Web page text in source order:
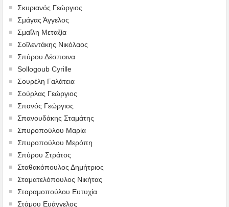
Σκυριανός Γεώργιος
Σμάγας Άγγελος
Σμαΐλη Μεταξία
Σοϊλεντάκης Νικόλαος
Σπύρου Δέσποινα
Sollogoub Cyrille
Σουρέλη Γαλάτεια
Σούρλας Γεώργιος
Σπανός Γεώργιος
Σπανουδάκης Σταμάτης
Σπυροπούλου Μαρία
Σπυροπούλου Μερόπη
Σπύρου Στράτος
Σταθακόπουλος Δημήτριος
Σταματελόπουλος Νικήτας
Σταραμοπούλου Ευτυχία
Στάμου Ευάγγελος